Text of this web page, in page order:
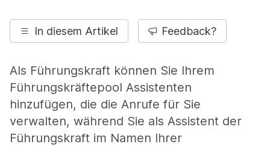
In diesem Artikel Feedback?
Als Führungskraft können Sie Ihrem
Führungskräftepool Assistenten
hinzufügen, die die Anrufe für Sie
verwalten, während Sie als Assistent der
Führungskraft im Namen Ihrer